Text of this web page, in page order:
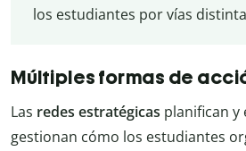
los estudiantes por vías
Múltiples formas de
Las redes estratégicas planifican y
gestionan cómo los estudiantes